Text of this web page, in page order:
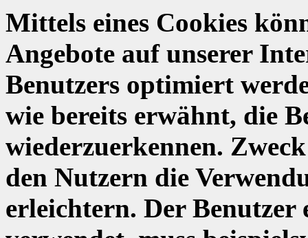
Mittels eines Cookies
Angebote auf unserer
Benutzers optimiert
wie bereits erwähnt, die
wiederzuerkennen.
den Nutzern die
erleichtern. Der Benutzer